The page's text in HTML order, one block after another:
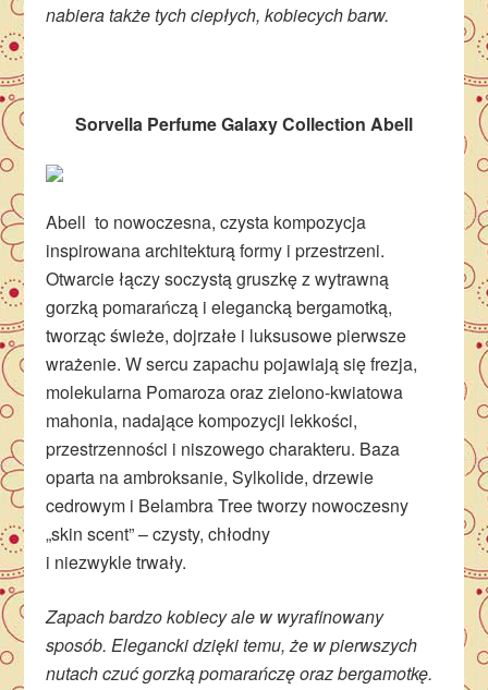
nabiera także tych ciepłych, kobiecych barw.
Sorvella Perfume Galaxy Collection Abell
Abell to nowoczesna, czysta kompozycja
inspirowana architekturą formy i przestrzeni.
Otwarcie łączy soczystą gruszkę z wytrawną
gorzką pomarańczą i elegancką bergamotką,
tworząc świeże, dojrzałe i luksusowe pierwsze
wrażenie. W sercu zapachu pojawiają się frezja,
molekularna Pomaroza oraz zielono-kwiatowa
mahonia, nadające kompozycji lekkości,
przestrzenności i niszowego charakteru. Baza
oparta na ambroksanie, Sylkolide, drzewie
cedrowym i Belambra Tree tworzy nowoczesny
„skin scent” – czysty, chłodny
i niezwykle trwały.
Zapach bardzo kobiecy ale w wyrafinowany
sposób. Elegancki dzięki temu, że w pierwszych
nutach czuć gorzką pomarańczę oraz bergamotkę.